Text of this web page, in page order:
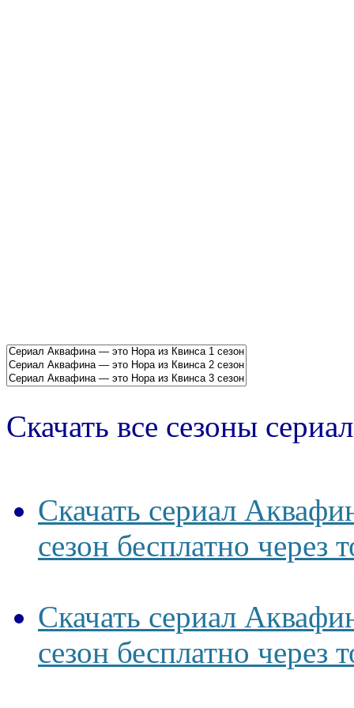
Скачать все сезоны
Скачать сериал
сезон бесплатно через
Скачать сериал
сезон бесплатно через